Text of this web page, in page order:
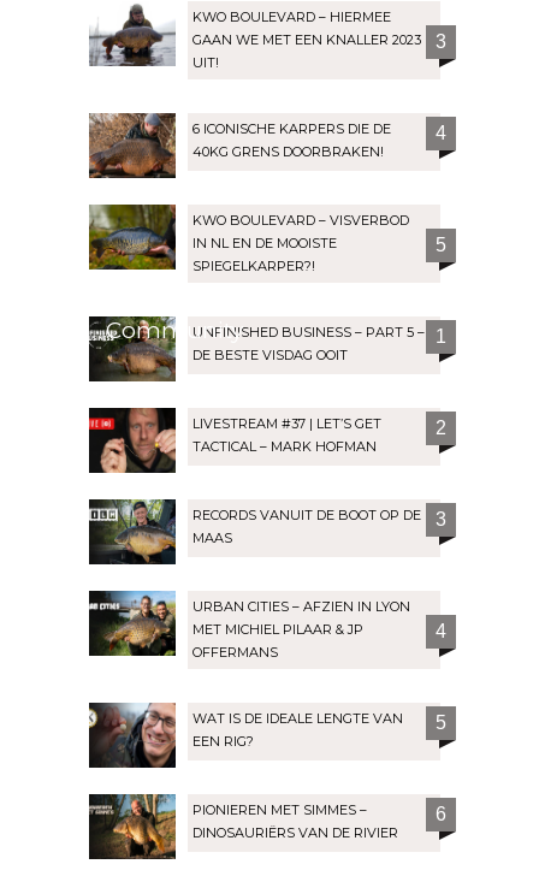
KWO BOULEVARD – HIERMEE
GAAN WE MET EEN KNALLER 2023
UIT!
3
6 ICONISCHE KARPERS DIE DE
40KG GRENS DOORBRAKEN!
4
KWO BOULEVARD – VISVERBOD
IN NL EN DE MOOISTE
SPIEGELKARPER?!
5
CommunityUNFINISHED BUSINESS – PART 5 –
DE BESTE VISDAG OOIT
1
LIVESTREAM #37 | LET’S GET
TACTICAL – MARK HOFMAN
2
RECORDS VANUIT DE BOOT OP DE
MAAS
3
URBAN CITIES – AFZIEN IN LYON
MET MICHIEL PILAAR & JP
OFFERMANS
4
WAT IS DE IDEALE LENGTE VAN
EEN RIG?
5
PIONIEREN MET SIMMES –
DINOSAURIËRS VAN DE RIVIER
6